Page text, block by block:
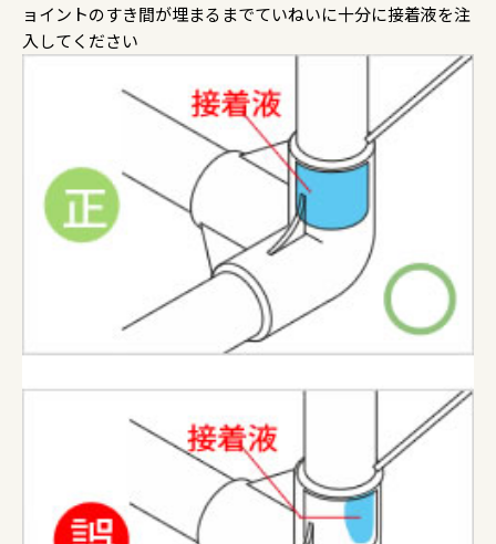
ョイントのすき間が埋まるまでていねいに十分に接着液を注
入してください